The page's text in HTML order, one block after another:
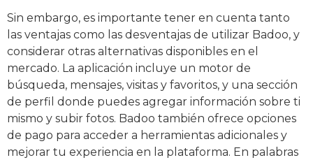
Sin embargo, es importante tener en cuenta tanto
las ventajas como las desventajas de utilizar Badoo, y
considerar otras alternativas disponibles en el
mercado. La aplicación incluye un motor de
búsqueda, mensajes, visitas y favoritos, y una sección
de perfil donde puedes agregar información sobre ti
mismo y subir fotos. Badoo también ofrece opciones
de pago para acceder a herramientas adicionales y
mejorar tu experiencia en la plataforma. En palabras